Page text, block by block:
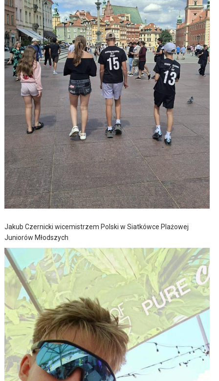
Jakub Czernicki wicemistrzem Polski w Siatkówce Plażowej
Juniorów Młodszych